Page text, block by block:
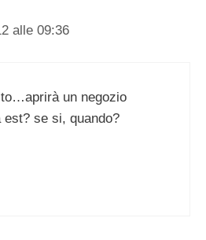
alle 09:36
un negozio
se si, quando?